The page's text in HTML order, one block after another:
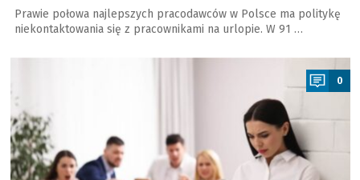
Prawie połowa najlepszych pracodawców w Polsce ma politykę
niekontaktowania się z pracownikami na urlopie. W 91 …
0